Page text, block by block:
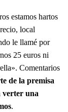
estamos hartos
local
le llamé por
25 euros ni
Comentarios
de la premisa
verter una
.